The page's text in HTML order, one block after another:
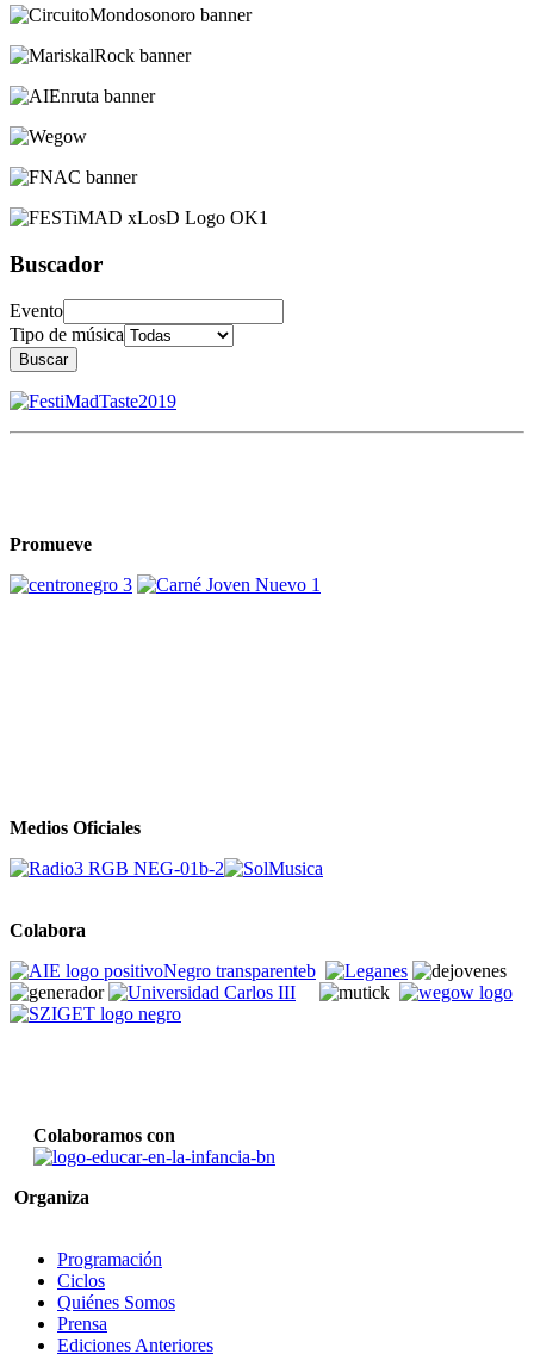
Buscador
Evento
Tipo de música
Buscar
Promueve
Medios Oficiales
Colabora
Colaboramos con
Organiza
Programación
Ciclos
Quiénes Somos
Prensa
Ediciones Anteriores